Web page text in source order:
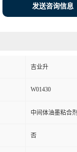
发送咨询信息
吉业升
W01430
中间体油墨粘合剂
否